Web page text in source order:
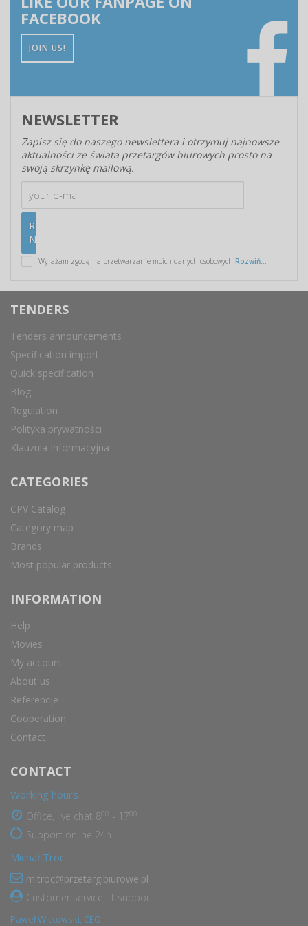
FACEBOOK
JOIN US!
NEWSLETTER
Zapisz się do naszego newslettera i otrzymuj najnowsze
aktualności ze świata przetargów biurowych prosto na
swoją skrzynkę mailową.
Wyrażam zgodę na przetwarzanie moich danych osobowych Rozwiń...
TENDERS
Tenders announcements
Specification import
Quick specification
Blog
Regulation
Polityka prywatności
Klauzula Informacyjna
CATEGORIES
CPV Catalog
Category map
Brands
Most popular products
INFORMATION
Help
Movies
My account
About us
Referencje
Cooperation
Contact
CONTACT
Working hours
Office, live chat 8 - 17
Support online 24h
Michał Troc
m.troc@przetargibiurowe.pl
Customer service, IT support.
Paweł Witkowski, CEO